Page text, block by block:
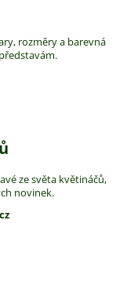
rozměry a barevná
ze světa květináčů,
novinek.